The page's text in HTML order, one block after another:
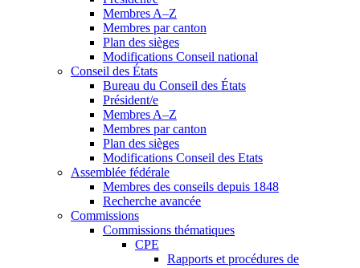
Membres A–Z
Membres par canton
Plan des sièges
Modifications Conseil national
Conseil des États
Bureau du Conseil des États
Président/e
Membres A–Z
Membres par canton
Plan des sièges
Modifications Conseil des Etats
Assemblée fédérale
Membres des conseils depuis 1848
Recherche avancée
Commissions
Commissions thématiques
CPE
Rapports et procédures de